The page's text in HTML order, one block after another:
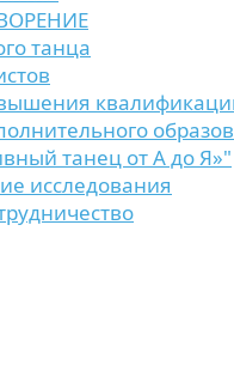
танца
танец от А до Я»"
исследования